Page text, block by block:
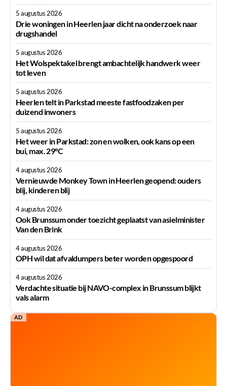
5 augustus 2026
Drie woningen in Heerlen jaar dicht na onderzoek naar
drugshandel
5 augustus 2026
Het Wolspektakel brengt ambachtelijk handwerk weer
tot leven
5 augustus 2026
Heerlen telt in Parkstad meeste fastfoodzaken per
duizend inwoners
5 augustus 2026
Het weer in Parkstad: zon en wolken, ook kans op een
bui, max. 29°C
4 augustus 2026
Vernieuwde Monkey Town in Heerlen geopend: ouders
blij, kinderen blij
4 augustus 2026
Ook Brunssum onder toezicht geplaatst van asielminister
Van den Brink
4 augustus 2026
OPH wil dat afvaldumpers beter worden opgespoord
4 augustus 2026
Verdachte situatie bij NAVO-complex in Brunssum blijkt
vals alarm
AD